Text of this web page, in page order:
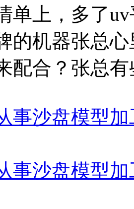
单上，多了
的机器张总
配合？张总
事沙盘模型
事沙盘模型